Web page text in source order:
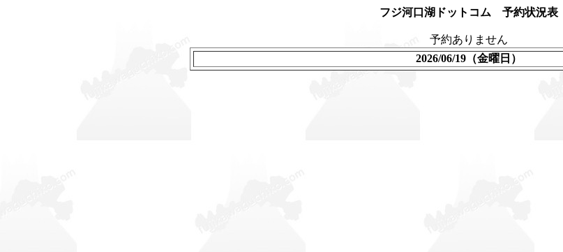
フジ河口湖ドットコム 予約状況表
予約ありません
2026/06/19（金曜日）